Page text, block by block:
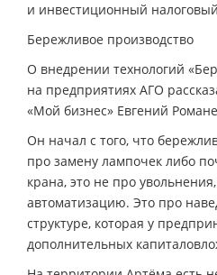
и инвестиционный
Бережливое производство
О внедрении технологий
на предприятиях АГО
«Мой бизнес» Евгений
Он начал с того, что
про замену лампочек либо
крана, это не про
автоматизацию. Это про
структуре, которая у
дополнительных